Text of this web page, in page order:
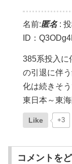
名前:匿名:
ID：
385系投入に
の引退に伴
化は続きそ
東日本～東
Like +3
コメントを